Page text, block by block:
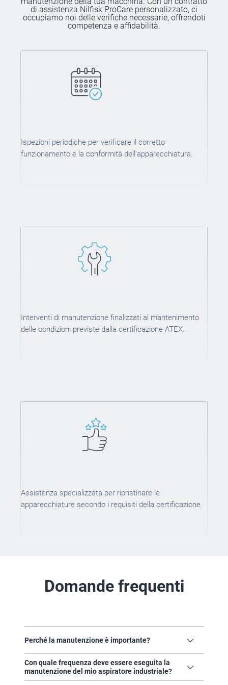
di assistenza Nilfisk ProCare personalizzato, ci
occupiamo noi delle verifiche necessarie, offrendoti
competenza e affidabilità.
Ispezioni periodiche per verificare il corretto
funzionamento e la conformità dell'apparecchiatura.
Interventi di manutenzione finalizzati al mantenimento
delle condizioni previste dalla certificazione ATEX.
Assistenza specializzata per ripristinare le
apparecchiature secondo i requisiti della certificazione.
Domande frequenti
Perché la manutenzione è importante?
La manutenzione regolare di un aspiratore
industriale contribuisce a mantenerne le
prestazioni, garantire la conformità alle
normative applicabili e tutelare la
Con quale frequenza deve essere eseguita la
manutenzione del mio aspiratore industriale?